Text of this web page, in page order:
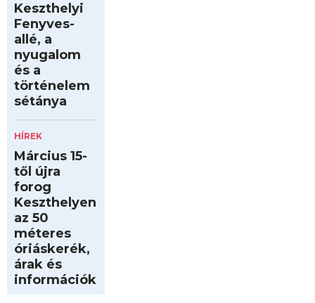
Keszthelyi
Fenyves-
allé, a
nyugalom
és a
történelem
sétánya
HÍREK
Március 15-
től újra
forog
Keszthelyen
az 50
méteres
óriáskerék,
árak és
információk